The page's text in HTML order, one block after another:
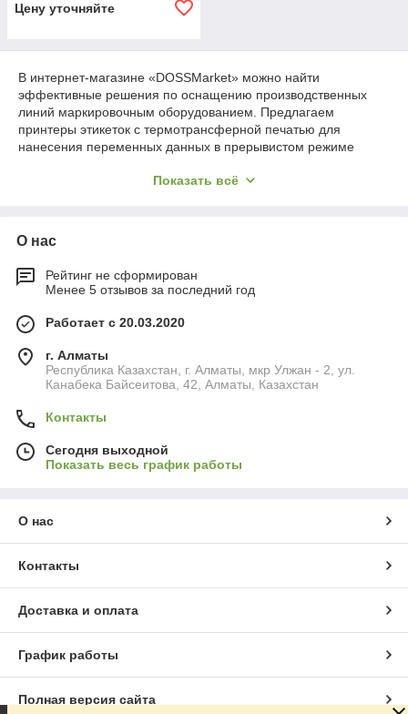
Цену уточняйте
В интернет-магазине «DOSSMarket» можно найти
эффективные решения по оснащению производственных
линий маркировочным оборудованием. Предлагаем
принтеры этикеток с термотрансферной печатью для
нанесения переменных данных в прерывистом режиме
временем безотказной работы, высокоточными результатами
соотношением цены и качества в Алматы.
Струйный термотрансферный принтер:
плюсы и особенности техники
Гибкость интеграции, производительность и исключительные
результаты печати сделали струйные термотрансферные
принтеры оптимальным оборудованием для пищевой и
фармацевтической промышленности. Технику применяют в
хлебобулочных изделий или закусок, кондитерских изделий
Преимущества термотрансферных принтеров:
экономный расход ленты за счет функции
сохранения;
модульная конструкция позволяет легко
интегрировать принтер в существующие упаковочные
машины или производственные линии;
печатающая головка приводится в движение
двигателем, что исключает необходимость сжатого
воздуха.
Показать всё
О нас
Рейтинг не сформирован
Менее 5 отзывов за последний год
Работает с 20.03.2020
г. Алматы
Республика Казахстан, г. Алматы, мкр Улжан - 2, ул.
Канабека Байсеитова, 42, Алматы, Казахстан
Контакты
Сегодня выходной
Показать весь график работы
О нас
Контакты
Доставка и оплата
График работы
Полная версия сайта